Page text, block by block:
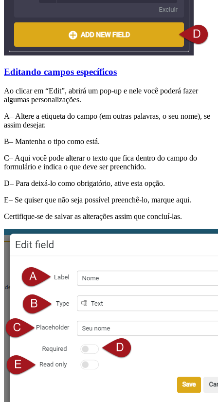
Editando campos específicos
Ao clicar em “Edit”, abrirá um pop-up e nele você poderá fazer
algumas personalizações.
A– Altere a etiqueta do campo (em outras palavras, o seu nome), se
assim desejar.
B– Mantenha o tipo como está.
C– Aqui você pode alterar o texto que fica dentro do campo do
formulário e indica o que deve ser preenchido.
D– Para deixá-lo como obrigatório, ative esta opção.
E– Se quiser que não seja possível preenchê-lo, marque aqui.
Certifique-se de salvar as alterações assim que concluí-las.